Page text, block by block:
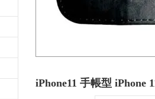
iPhone11 手帳型 iPhone